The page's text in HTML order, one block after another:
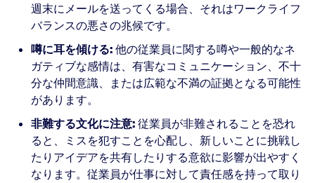
週末にメールを送ってくる場合、それはワークライフ
バランスの悪さの兆候です。
噂に耳を傾ける:他の従業員に関する噂や一般的なネ
ガティブな感情は、有害なコミュニケーション、不十
分な仲間意識、または広範な不満の証拠となる可能性
があります。
非難する文化に注意:従業員が非難されることを恐れ
ると、ミスを犯すことを心配し、新しいことに挑戦し
たりアイデアを共有したりする意欲に影響が出やすく
なります。従業員が仕事に対して責任感を持って取り